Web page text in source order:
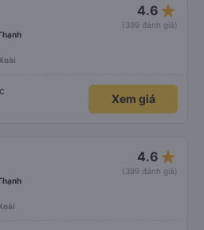
4.6 star_rate
(399 đánh giá)
Xem giá
4.6 star_rate
(399 đánh giá)